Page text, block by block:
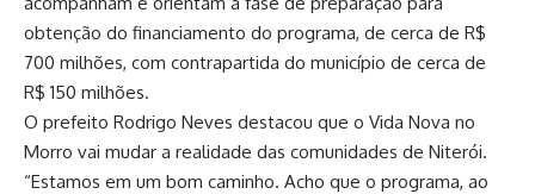
obtenção do financiamento do programa, de cerca de R$
700 milhões, com contrapartida do município de cerca de
R$ 150 milhões.
O prefeito Rodrigo Neves destacou que o Vida Nova no
Morro vai mudar a realidade das comunidades de Niterói.
“Estamos em um bom caminho. Acho que o programa, ao